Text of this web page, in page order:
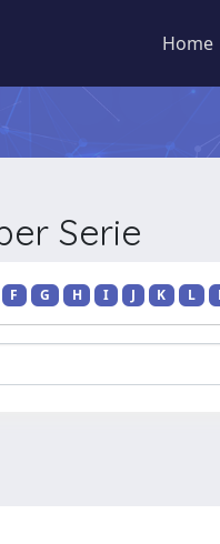
Home
Serie
F G H I J K L